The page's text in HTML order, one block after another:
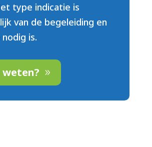
type indicatie is
van de begeleiding en
is.
weten?